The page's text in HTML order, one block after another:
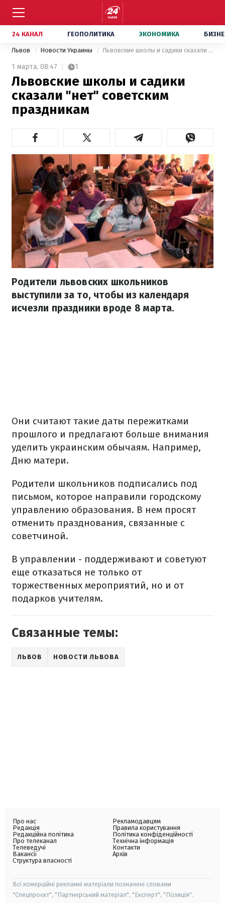
24 КАНАЛ ГЕОПОЛИТИКА ЭКОНОМИКА
Львов Новости Украины Львовские школы и садики сказали "нет" советским праздникам
1 марта, 08:47 1
Львовские школы и садики
сказали "нет" советским
праздникам
Родители львовских школьников
выступили за то, чтобы из календаря
исчезли праздники вроде 8 марта.
Они считают такие даты пережитками
прошлого и предлагают больше внимания
уделить украинским обычаям. Например,
Дню матери.
Родители школьников подписались под
письмом, которое направили городскому
управлению образования. В нем просят
отменить празднования, связанные с
советчиной.
В управлении - поддерживают и советуют
еще отказаться не только от
торжественных мероприятий, но и от
подарков учителям.
Связанные темы:
ЛЬВОВ НОВОСТИ ЛЬВОВА
Про нас
Редакція
Редакційна політика
Про телеканал
Телеведучі
Вакансії
Структура власності
Рекламодавцям
Правила користування
Політика конфіденційності
Технічна інформація
Контакти
Архів
Всі комерційні рекламні матеріали позначені словами
"Спецпроєкт", "Партнерський матеріал", "Експерт", "Позиція".